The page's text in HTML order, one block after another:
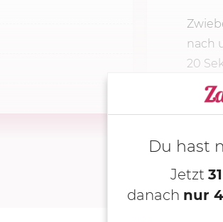
nach
20
Du hast
Jetzt
danach nur